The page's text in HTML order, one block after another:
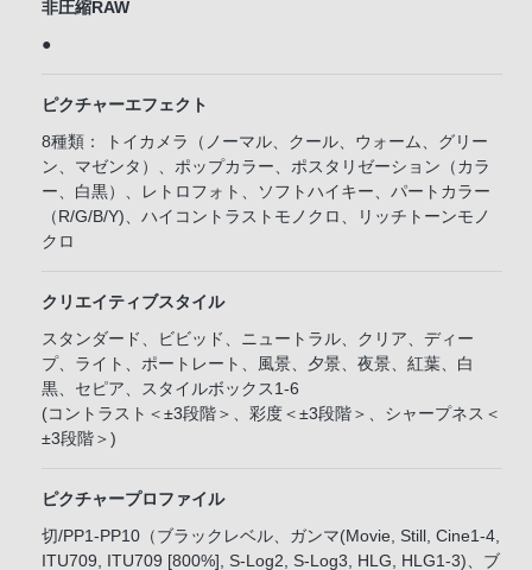
非圧縮RAW
●
ピクチャーエフェクト
8種類： トイカメラ（ノーマル、クール、ウォーム、グリー
ン、マゼンタ）、ポップカラー、ポスタリゼーション（カラ
ー、白黒）、レトロフォト、ソフトハイキー、パートカラー
（R/G/B/Y)、ハイコントラストモノクロ、リッチトーンモノ
クロ
クリエイティブスタイル
スタンダード、ビビッド、ニュートラル、クリア、ディー
プ、ライト、ポートレート、風景、夕景、夜景、紅葉、白
黒、セピア、スタイルボックス1-6
(コントラスト＜±3段階＞、彩度＜±3段階＞、シャープネス＜
±3段階＞)
ピクチャープロファイル
切/PP1-PP10（ブラックレベル、ガンマ(Movie, Still, Cine1-4,
ITU709, ITU709 [800%], S-Log2, S-Log3, HLG, HLG1-3)、ブ